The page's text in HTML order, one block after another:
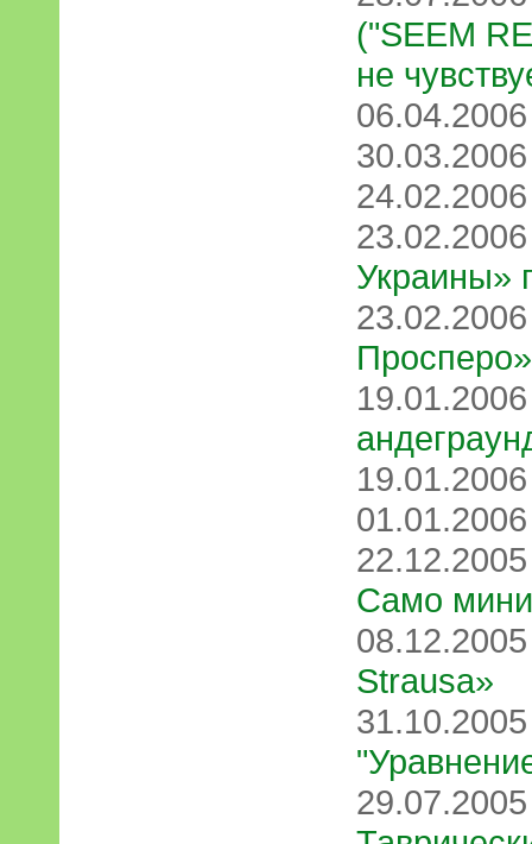
("SEEM
не
Украины»
Просперо»
Само
Strausа»